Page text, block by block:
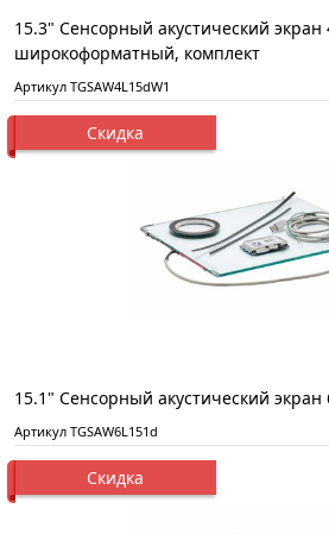
15.3" Сенсорный акустический экран
широкоформатный, комплект
Артикул TGSAW4L15dW1
Скидка
15.1" Сенсорный акустический
Артикул TGSAW6L151d
Скидка